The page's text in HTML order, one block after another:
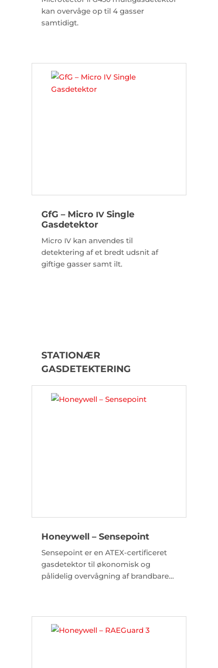
kan overvåge op til 4 gasser
samtidigt.
GfG – Micro IVSingle
Gasdetektor
Micro IVkan anvendes til
detektering af et bredt udsnit af
giftige gasser samt ilt.
STATIONÆR
GASDETEKTERING
Honeywell – Sensepoint
Sensepoint er en ATEX-certificeret
gasdetektor til økonomisk og
pålidelig overvågning af brandbare